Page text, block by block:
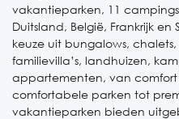
vakantieparken, 11
Duitsland, België, Frankrijk
keuze uit bungalows,
familievilla’s, landhuizen,
appartementen, van comfort
comfortabele parken tot
vakantieparken bieden